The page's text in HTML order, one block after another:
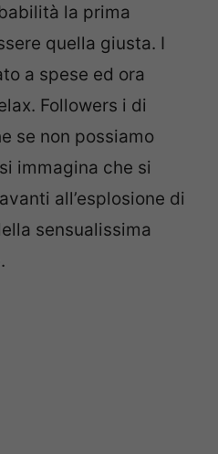
la prima
quella giusta. I
a spese ed ora
Followers i di
se non possiamo
immagina che si
all’esplosione di
sensualissima